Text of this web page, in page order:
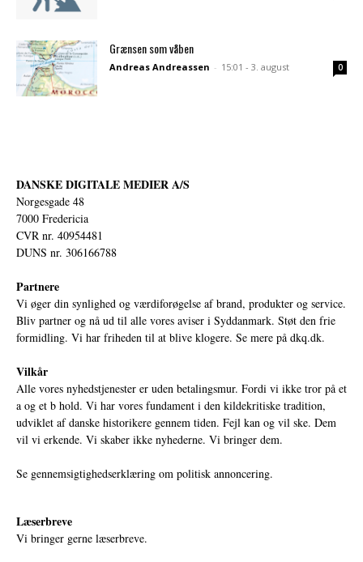
Grænsen som våben
Andreas Andreassen - 15:01 - 3. august 0
DANSKE DIGITALE MEDIER A/S
Norgesgade 48
7000 Fredericia
CVR nr. 40954481
DUNS nr. 306166788
Partnere
Vi øger din synlighed og værdiforøgelse af brand, produkter og service.
Bliv partner og nå ud til alle vores aviser i Syddanmark. Støt den frie
formidling. Vi har friheden til at blive klogere. Se mere på dkq.dk.
Vilkår
Alle vores nyhedstjenester er uden betalingsmur. Fordi vi ikke tror på et
a og et b hold. Vi har vores fundament i den kildekritiske tradition,
udviklet af danske historikere gennem tiden. Fejl kan og vil ske. Dem
vil vi erkende. Vi skaber ikke nyhederne. Vi bringer dem.
Se gennemsigtighedserklæring om politisk annoncering.
Læserbreve
Vi bringer gerne læserbreve.